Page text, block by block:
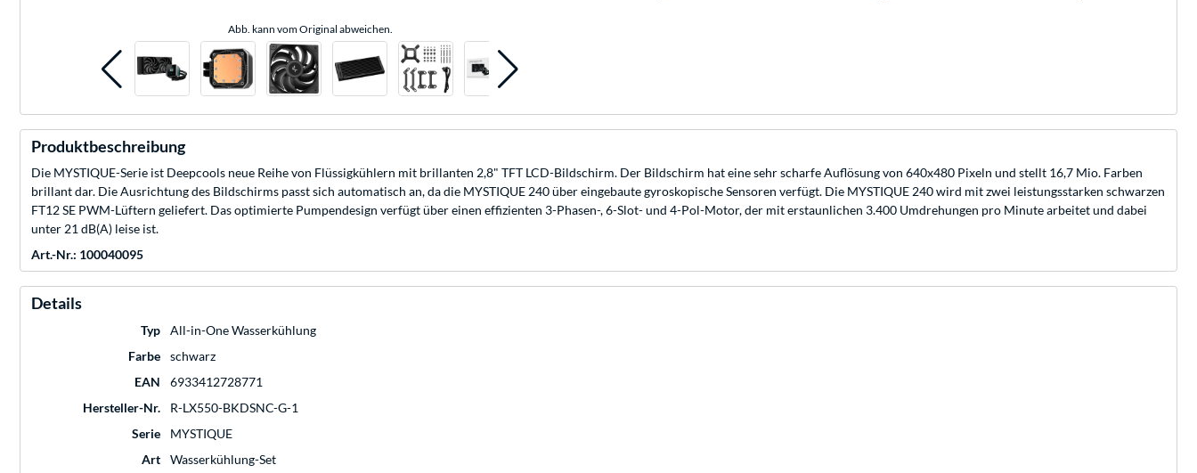
Abb. kann vom Original abweichen.
Produktbeschreibung
Die MYSTIQUE-Serie ist Deepcools neue Reihe von Flüssigkühlern mit brillanten 2,8" TFT LCD-Bildschirm. Der Bildschirm hat eine sehr scharfe Auflösung von 640x480 Pixeln und stellt 16,7 Mio. Farben
brillant dar. Die Ausrichtung des Bildschirms passt sich automatisch an, da die MYSTIQUE 240 über eingebaute gyroskopische Sensoren verfügt. Die MYSTIQUE 240 wird mit zwei leistungsstarken schwarzen
FT12 SE PWM-Lüftern geliefert. Das optimierte Pumpendesign verfügt über einen effizienten 3-Phasen-, 6-Slot- und 4-Pol-Motor, der mit erstaunlichen 3.400 Umdrehungen pro Minute arbeitet und dabei
unter 21 dB(A) leise ist.
Art.-Nr.: 100040095
Details
Typ
All-in-One Wasserkühlung
Farbe
schwarz
EAN
6933412728771
Hersteller-Nr.
R-LX550-BKDSNC-G-1
Serie
MYSTIQUE
Art
Wasserkühlung-Set